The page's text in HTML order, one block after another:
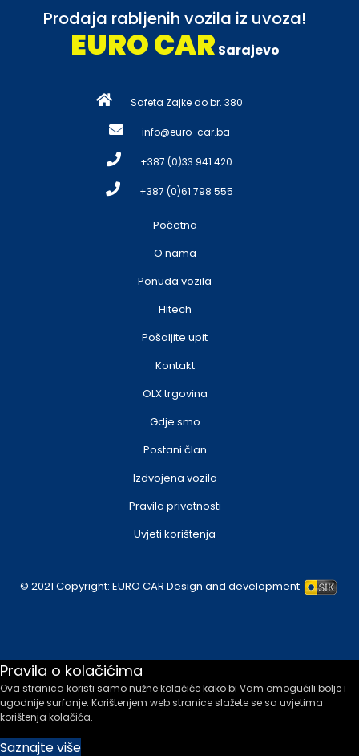
Prodaja rabljenih vozila iz uvoza!
EURO CAR Sarajevo
Safeta Zajke do br. 380
info@euro-car.ba
+387 (0)33 941 420
+387 (0)61 798 555
Početna
O nama
Ponuda vozila
Hitech
Pošaljite upit
Kontakt
OLX trgovina
Gdje smo
Postani član
Izdvojena vozila
Pravila privatnosti
Uvjeti korištenja
© 2021 Copyright: EURO CAR Design and development
Pravila o kolačićima
Ova stranica koristi samo nužne kolačiće kako bi Vam omogućili bolje i
ugodnije surfanje. Korištenjem web stranice slažete se sa uvjetima
korištenja kolačića.
Saznajte više